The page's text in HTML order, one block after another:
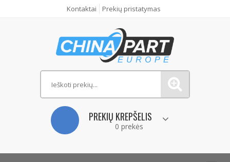
Kontaktai Prekių pristatymas
PREKIŲ KREPŠELIS
0 prekės